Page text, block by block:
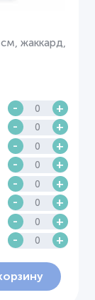
жаккард,
- +
- +
- +
- +
- +
- +
- +
- +